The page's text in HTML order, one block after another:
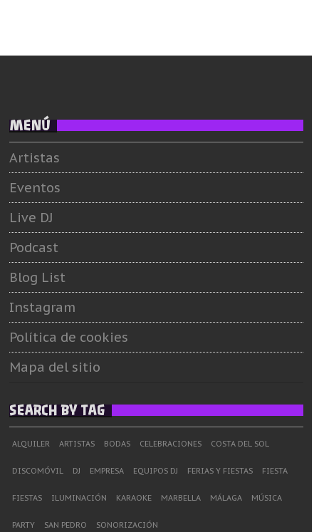
MENÚ
Artistas
Eventos
Live DJ
Podcast
Blog List
Instagram
Política de cookies
Mapa del sitio
SEARCH BY TAG
ALQUILER ARTISTAS BODAS CELEBRACIONES COSTA DEL SOL
DISCOMÓVIL DJ EMPRESA EQUIPOS DJ FERIAS Y FIESTAS FIESTA
FIESTAS ILUMINACIÓN KARAOKE MARBELLA MÁLAGA MÚSICA
PARTY SAN PEDRO SONORIZACIÓN